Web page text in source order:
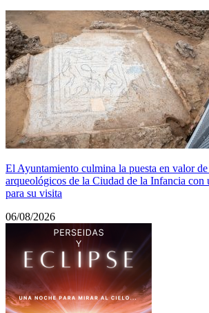
El Ayuntamiento culmina la puesta en valor de
arqueológicos de la Ciudad de la Infancia con
para su visita
06/08/2026